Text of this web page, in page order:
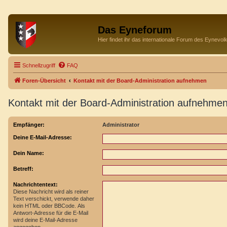
Das Eyneforum
Hier findet ihr das internationale Forum des
Schnellzugriff FAQ
Foren-Übersicht Kontakt mit der Board-Administration aufnehmen
Kontakt mit der Board-Administration aufnehmen
Empfänger: Administrator
Deine E-Mail-Adresse:
Dein Name:
Betreff:
Nachrichtentext:
Diese Nachricht wird als reiner
Text verschickt, verwende daher
kein HTML oder BBCode. Als
Antwort-Adresse für die E-Mail
wird deine E-Mail-Adresse